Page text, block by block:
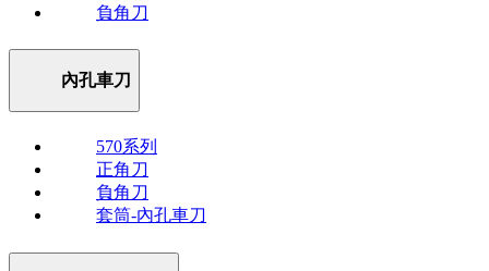
負角刀
內孔車刀
570系列
正角刀
負角刀
套筒-內孔車刀